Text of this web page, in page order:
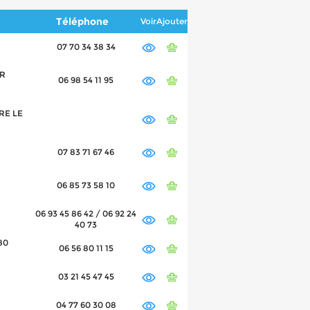
Téléphone VoirAjouter
07 70 34 38 34
06 98 54 11 95
LE
07 83 71 67 46
06 85 73 58 10
06 93 45 86 42 / 06 92 24
40 73
06 56 80 11 15
03 21 45 47 45
04 77 60 30 08